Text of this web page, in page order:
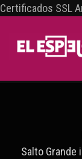
Certificados SSL
Salto Grande